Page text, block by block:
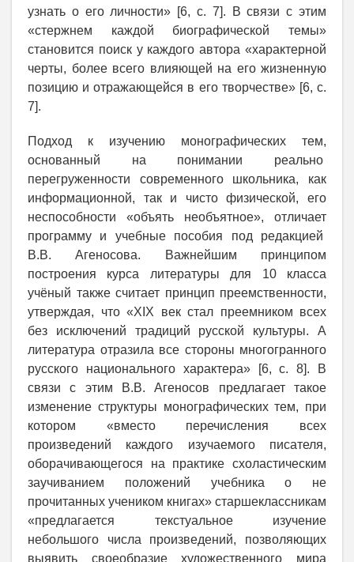
узнать о его личности» [6, с. 7]. В связи с этим
«стержнем каждой биографической темы»
становится поиск у каждого автора «характерной
черты, более всего влияющей на его жизненную
позицию и отражающейся в его творчестве» [6, с.
7].
Подход к изучению монографических тем,
основанный на понимании реально
перегруженности современного школьника, как
информационной, так и чисто физической, его
неспособности «объять необъятное», отличает
программу и учебные пособия под редакцией
В.В. Агеносова. Важнейшим принципом
построения курса литературы для 10 класса
учёный также считает принцип преемственности,
утверждая, что «XIX век стал преемником всех
без исключений традиций русской культуры. А
литература отразила все стороны многогранного
русского национального характера» [6, с. 8]. В
связи с этим В.В. Агеносов предлагает такое
изменение структуры монографических тем, при
котором «вместо перечисления всех
произведений каждого изучаемого писателя,
оборачивающегося на практике схоластическим
заучиванием положений учебника о не
прочитанных учеником книгах» старшеклассникам
«предлагается текстуальное изучение
небольшого числа произведений, позволяющих
выявить своеобразие художественного мира